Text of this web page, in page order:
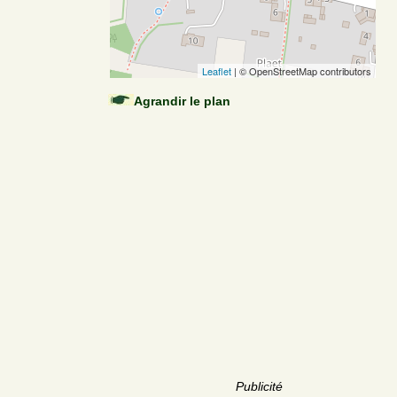
Leaflet | © OpenStreetMap contributors
Agrandir le plan
Publicité